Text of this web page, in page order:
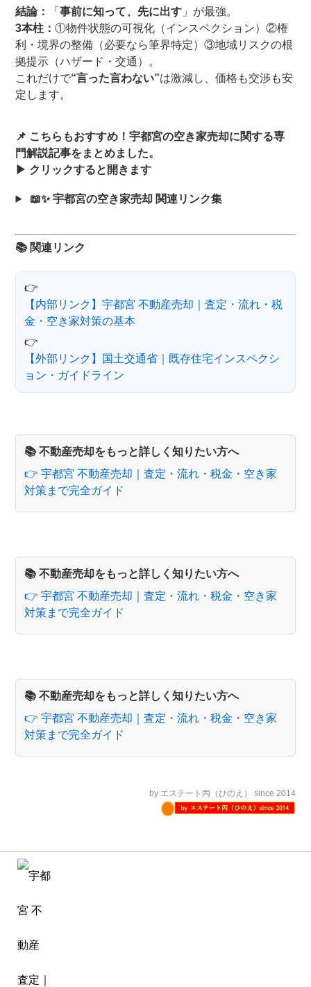
結論： 「事前に知って、先に出す 」が最強。
3本柱：①物件状態の可視化（インスペクション）②権
利・境界の整備（必要なら筆界特定）③地域リスクの根
拠提示（ハザード・交通）。
これだけで“言った言わない”は激減し、価格も交渉も安
定します。
📌 こちらもおすすめ！宇都宮の空き家売却に関する専
門解説記事をまとめました。
▶ クリックすると開きます
📖✨ 宇都宮の空き家売却 関連リンク集
📚 関連リンク
👉
【内部リンク】宇都宮 不動産売却｜査定・流れ・税
金・空き家対策の基本
👉
【外部リンク】国土交通省｜既存住宅インスペクシ
ョン・ガイドライン
📚 不動産売却をもっと詳しく知りたい方へ
👉 宇都宮 不動産売却｜査定・流れ・税金・空き家
対策まで完全ガイド
📚 不動産売却をもっと詳しく知りたい方へ
👉 宇都宮 不動産売却｜査定・流れ・税金・空き家
対策まで完全ガイド
📚 不動産売却をもっと詳しく知りたい方へ
👉 宇都宮 不動産売却｜査定・流れ・税金・空き家
対策まで完全ガイド
by エステート丙（ひのえ） since 2014